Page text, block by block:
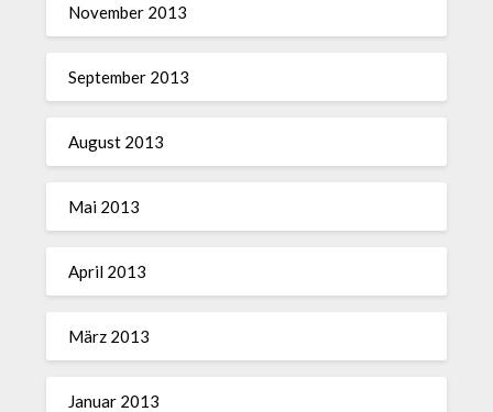
November 2013
September 2013
August 2013
Mai 2013
April 2013
März 2013
Januar 2013